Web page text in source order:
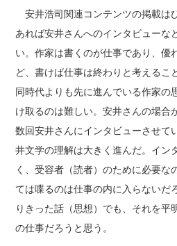
安井浩司関連コンテンツの掲載は
あれば安井さんへのインタビューな
い。作家は書くのが仕事であり、優
ど、書けば仕事は終わりと考えるこ
同時代よりも先に進んでいる作家の
け取るのは難しい。安井さんの場合
数回安井さんにインタビューさせて
井文学の理解は大きく進んだ。イン
く、受容者（読者）のために必要な
ては喋るのは仕事の内に入らないだ
りきった話（思想）でも、それを平
の仕事だろうと思う。